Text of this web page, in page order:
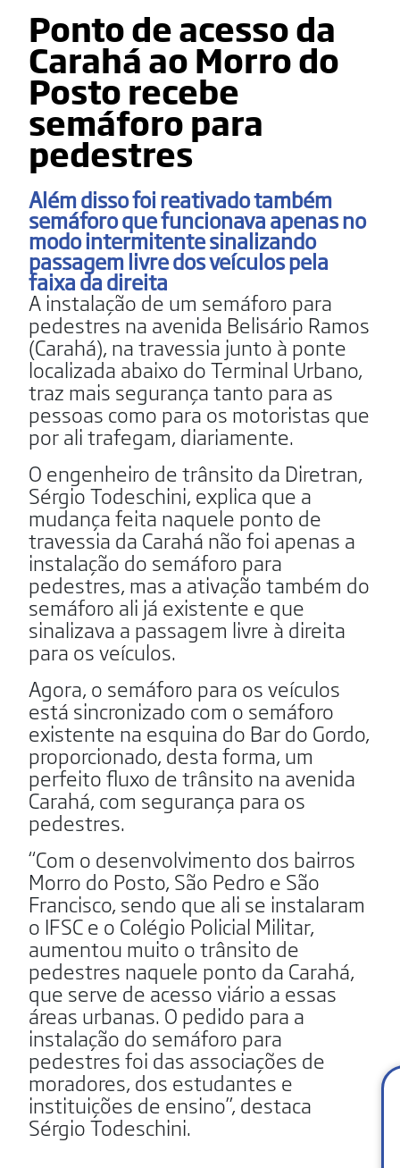
Ponto de acesso da
Carahá ao Morro do
Posto recebe
semáforo para
pedestres
Além disso foi reativado também
semáforo que funcionava apenas no
modo intermitente sinalizando
passagem livre dos veículos pela
faixa da direita
A instalação de um semáforo para
pedestres na avenida Belisário Ramos
(Carahá), na travessia junto à ponte
localizada abaixo do Terminal Urbano,
traz mais segurança tanto para as
pessoas como para os motoristas que
por ali trafegam, diariamente.
O engenheiro de trânsito da Diretran,
Sérgio Todeschini, explica que a
mudança feita naquele ponto de
travessia da Carahá não foi apenas a
instalação do semáforo para
pedestres, mas a ativação também do
semáforo ali já existente e que
sinalizava a passagem livre à direita
para os veículos.
Agora, o semáforo para os veículos
está sincronizado com o semáforo
existente na esquina do Bar do Gordo,
proporcionado, desta forma, um
perfeito fluxo de trânsito na avenida
Carahá, com segurança para os
pedestres.
“Com o desenvolvimento dos bairros
Morro do Posto, São Pedro e São
Francisco, sendo que ali se instalaram
o IFSC e o Colégio Policial Militar,
aumentou muito o trânsito de
pedestres naquele ponto da Carahá,
que serve de acesso viário a essas
áreas urbanas. O pedido para a
instalação do semáforo para
pedestres foi das associações de
moradores, dos estudantes e
instituições de ensino”, destaca
Sérgio Todeschini.